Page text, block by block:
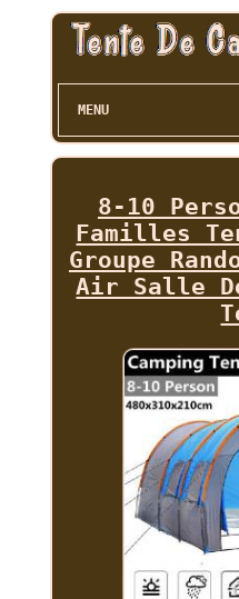
MENU
8-10
Familles
Groupe
Air Salle